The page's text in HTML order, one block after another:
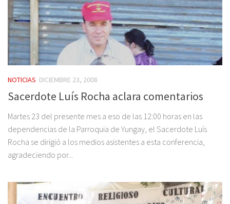
NOTICIAS DICIEMBRE 23, 2008
Sacerdote Luís Rocha aclara comentarios
Martes 23 del presente mes a eso de las 12:00 horas en las
dependencias de la Parroquia de Yungay, el Sacerdote Luís
Rocha se dirigió a los medios asistentes a esta conferencia,
agradeciendo por...